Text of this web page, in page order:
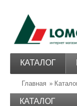
КАТАЛОГ
Главная »
КАТАЛОГ